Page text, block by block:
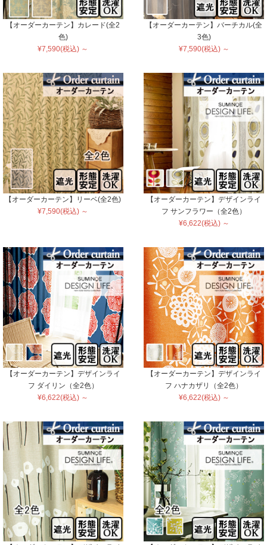
【オーダーカーテン】カレード(全2
色)
¥7,590(税込) ～
【オーダーカーテン】バーチカル(全
3色)
¥7,590(税込) ～
【オーダーカーテン】リーベ(全2色)
¥7,590(税込) ～
【オーダーカーテン】デザインライ
フ サンフラワー（全2色）
¥6,622(税込) ～
【オーダーカーテン】デザインライ
フ ダイリン（全2色）
¥6,622(税込) ～
【オーダーカーテン】デザインライ
フ ハナカザリ（全2色）
¥6,622(税込) ～